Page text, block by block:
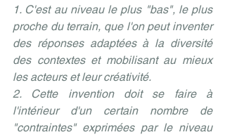
1. C'est au niveau le plus "bas", le plus
proche du terrain, que l'on peut inventer
des réponses adaptées à la diversité
des contextes et mobilisant au mieux
les acteurs et leur créativité.
2. Cette invention doit se faire à
l'intérieur d'un certain nombre de
"contraintes" exprimées par le niveau